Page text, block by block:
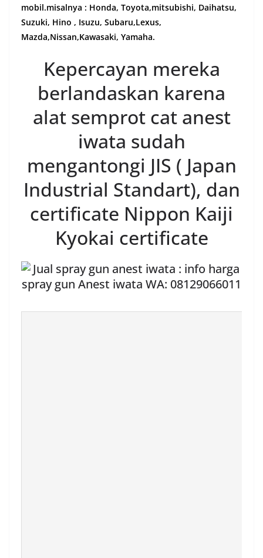
mobil.misalnya : Honda, Toyota,mitsubishi, Daihatsu,
Suzuki, Hino , Isuzu, Subaru,Lexus,
Mazda,Nissan,Kawasaki, Yamaha.
Kepercayan mereka
berlandaskan karena
alat semprot cat anest
iwata sudah
mengantongi JIS ( Japan
Industrial Standart), dan
certificate Nippon Kaiji
Kyokai certificate